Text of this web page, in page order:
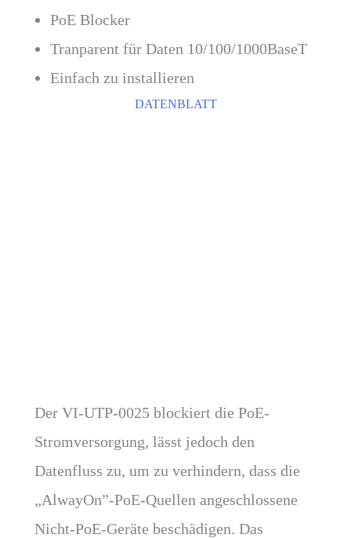
PoE Blocker
Tranparent für Daten 10/100/1000BaseT
Einfach zu installieren
DATENBLATT
Der VI-UTP-0025 blockiert die PoE-
Stromversorgung, lässt jedoch den
Datenfluss zu, um zu verhindern, dass die
„AlwayOn”-PoE-Quellen angeschlossene
Nicht-PoE-Geräte beschädigen. Das